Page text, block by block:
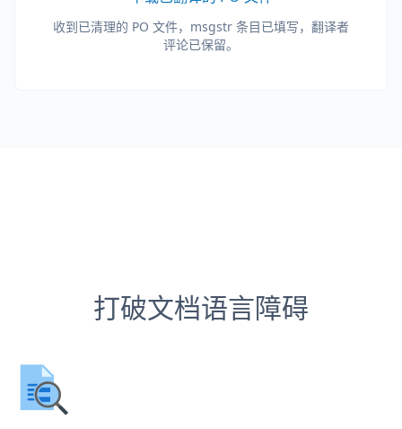
收到已清理的 PO 文件，msgstr 条目已填写，翻译者
评论已保留。
打破文档语言障碍